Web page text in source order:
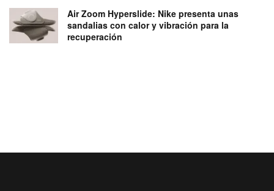
Air Zoom Hyperslide: Nike presenta unas
sandalias con calor y vibración para la
recuperación